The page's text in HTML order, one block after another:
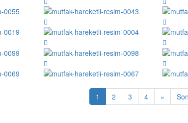
1 2 3 4 »